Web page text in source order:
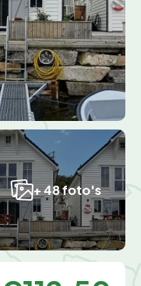
+ 48 foto's